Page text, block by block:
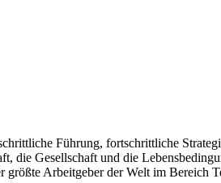
Führung, fortschrittliche
die Gesellschaft und die
Arbeitgeber der Welt im Bereich